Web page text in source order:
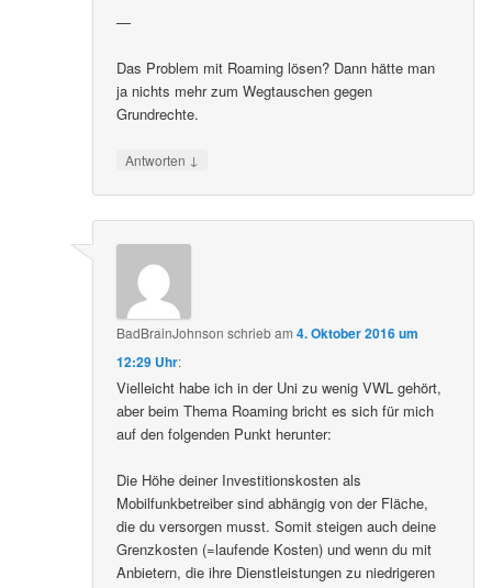
—
Das Problem mit Roaming lösen? Dann hätte man
ja nichts mehr zum Wegtauschen gegen
Grundrechte.
Antworten ↓
BadBrainJohnson schriebam4. Oktober 2016 um
12:29 Uhr:
Vielleicht habe ich in der Uni zu wenig VWL gehört,
aber beim Thema Roaming bricht es sich für mich
auf den folgenden Punkt herunter:
Die Höhe deiner Investitionskosten als
Mobilfunkbetreiber sind abhängig von der Fläche,
die du versorgen musst. Somit steigen auch deine
Grenzkosten (=laufende Kosten) und wenn du mit
Anbietern, die ihre Dienstleistungen zu niedrigeren